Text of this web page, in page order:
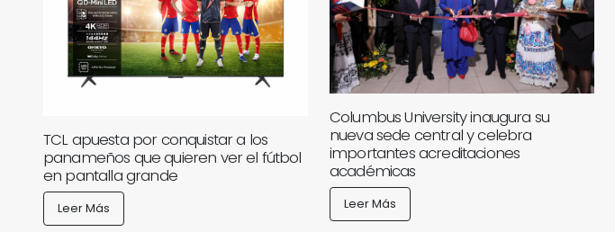
TCL apuesta por conquistar a los
panameños que quieren ver el fútbol
en pantalla grande
Leer Más
Columbus University inaugura su
nueva sede central y celebra
importantes acreditaciones
académicas
Leer Más